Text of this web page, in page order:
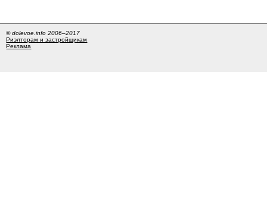
© dolevoe.info 2006–2017
Риэлторам и застройщикам
Реклама